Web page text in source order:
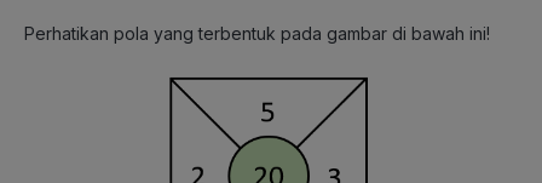
Perhatikan pola yang terbentuk pada gambar di bawah ini!